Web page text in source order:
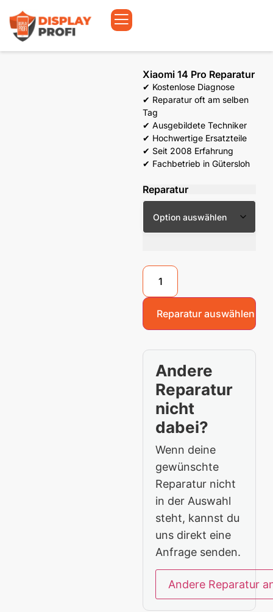
Xiaomi 14 Pro Reparatur
✔ Kostenlose Diagnose
✔ Reparatur oft am selben
Tag
✔ Ausgebildete Techniker
✔ Hochwertige Ersatzteile
✔ Seit 2008 Erfahrung
✔ Fachbetrieb in Gütersloh
Reparatur
Reparatur auswählen
Andere
Reparatur
nicht
dabei?
Wenn deine
gewünschte
Reparatur nicht
in der Auswahl
steht, kannst du
uns direkt eine
Anfrage senden.
Andere Reparatur